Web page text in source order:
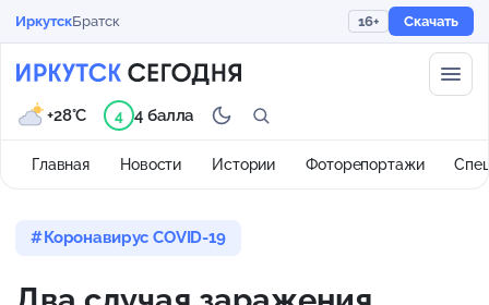
ИркутскБратск 16+ Скачать
Главная Новости Истории Фоторепортажи
+28°C 4 4 балла
Коронавирус COVID-19